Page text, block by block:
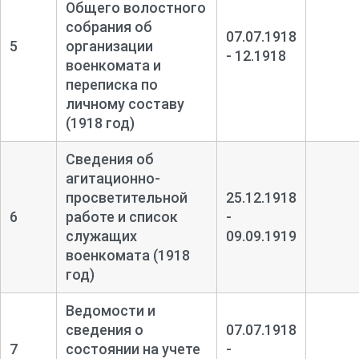
5
Общего волостного
собрания об
организации
военкомата и
переписка по
личному составу
(1918 год)
07.07.1918
- 12.1918
6
Сведения об
агитационно-
просветительной
работе и список
служащих
военкомата (1918
год)
25.12.1918
-
09.09.1919
7
Ведомости и
сведения о
состоянии на учете
07.07.1918
-